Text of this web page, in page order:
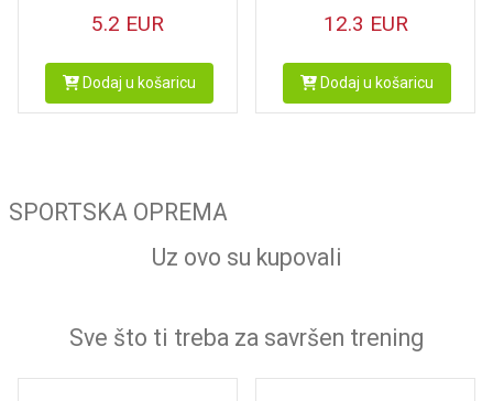
5.2 EUR
Dodaj u košaricu
12.3 EUR
Dodaj u košaricu
SPORTSKA OPREMA
Uz ovo su kupovali
Sve što ti treba za savršen trening